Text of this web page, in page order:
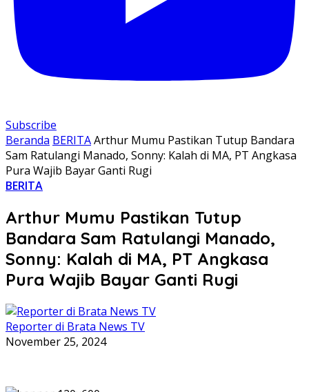
Subscribe
Beranda BERITAArthur Mumu Pastikan Tutup Bandara
Sam Ratulangi Manado, Sonny: Kalah di MA, PT Angkasa
Pura Wajib Bayar Ganti Rugi
BERITA
Arthur Mumu Pastikan Tutup
Bandara Sam Ratulangi Manado,
Sonny: Kalah di MA, PT Angkasa
Pura Wajib Bayar Ganti Rugi
Reporter di Brata News TV
November 25, 2024